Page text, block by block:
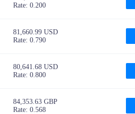
Rate: 0.200
81,660.99 USD
Rate: 0.790
80,641.68 USD
Rate: 0.800
84,353.63 GBP
Rate: 0.568